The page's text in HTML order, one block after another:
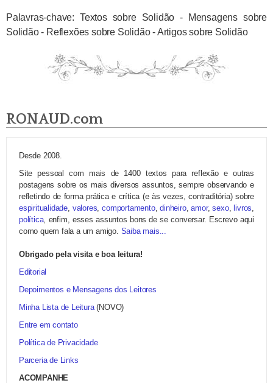
Palavras-chave: Textos sobre Solidão - Mensagens sobre
Solidão - Reflexões sobre Solidão - Artigos sobre Solidão
RONAUD.com
Desde 2008.
Site pessoal com mais de 1400 textos para reflexão e outras
postagens sobre os mais diversos assuntos, sempre observando e
refletindo de forma prática e crítica (e às vezes, contraditória) sobre
espiritualidade, valores,comportamento,dinheiro,amor,sexo, livros,
política, enfim, esses assuntos bons de se conversar. Escrevo aqui
como quem fala a um amigo. Saiba mais...
Obrigado pela visita e boa leitura!
Editorial
Depoimentos e Mensagens dos Leitores
Minha Lista de Leitura(NOVO)
Entre em contato
Política de Privacidade
Parceria de Links
ACOMPANHE